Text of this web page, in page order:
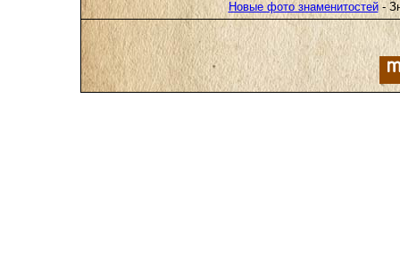
Новые фото знаменитостей-